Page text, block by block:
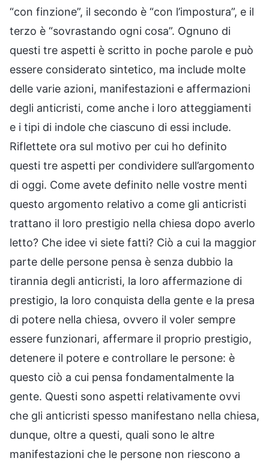
“con finzione”, il secondo è “con l’impostura”, e il
terzo è “sovrastando ogni cosa”. Ognuno di
questi tre aspetti è scritto in poche parole e può
essere considerato sintetico, ma include molte
delle varie azioni, manifestazioni e affermazioni
degli anticristi, come anche i loro atteggiamenti
e i tipi di indole che ciascuno di essi include.
Riflettete ora sul motivo per cui ho definito
questi tre aspetti per condividere sull’argomento
di oggi. Come avete definito nelle vostre menti
questo argomento relativo a come gli anticristi
trattano il loro prestigio nella chiesa dopo averlo
letto? Che idee vi siete fatti? Ciò a cui la maggior
parte delle persone pensa è senza dubbio la
tirannia degli anticristi, la loro affermazione di
prestigio, la loro conquista della gente e la presa
di potere nella chiesa, ovvero il voler sempre
essere funzionari, affermare il proprio prestigio,
detenere il potere e controllare le persone: è
questo ciò a cui pensa fondamentalmente la
gente. Questi sono aspetti relativamente ovvi
che gli anticristi spesso manifestano nella chiesa,
dunque, oltre a questi, quali sono le altre
manifestazioni che le persone non riescono a